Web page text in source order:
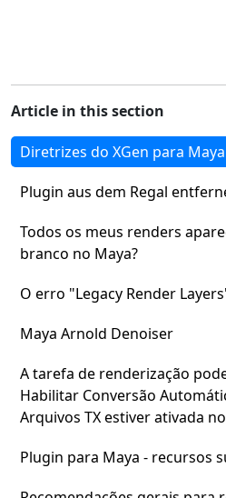
Article in this section
Diretrizes do XGen para
Plugin aus dem Regal
Todos os meus renders
branco no Maya?
O erro "Legacy Render
Maya Arnold Denoiser
A tarefa de renderização
Habilitar Conversão
Arquivos TX estiver ativada
Plugin para Maya - recursos